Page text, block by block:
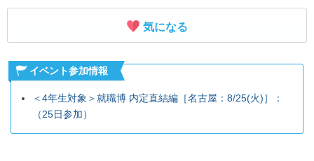
気になる
イベント参加情報
＜4年生対象＞就職博 内定直結編［名古屋：8/25(火)］：
（25日参加）